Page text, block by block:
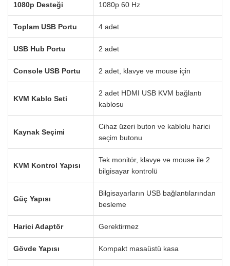
1080p Desteği 1080p 60 Hz
Toplam USB Portu 4 adet
USB Hub Portu 2 adet
Console USB Portu 2 adet, klavye ve mouse için
KVM Kablo Seti
2 adet HDMI USB KVM bağlantı
kablosu
Kaynak Seçimi
Cihaz üzeri buton ve kablolu harici
seçim butonu
KVM Kontrol Yapısı
Tek monitör, klavye ve mouse ile 2
bilgisayar kontrolü
Güç Yapısı
Bilgisayarların USB bağlantılarından
besleme
Harici Adaptör Gerektirmez
Gövde Yapısı Kompakt masaüstü kasa